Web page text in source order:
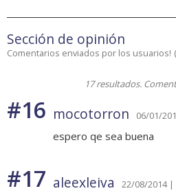
Sección de opinión
Comentarios enviados por los usuarios! (
17 resultados.
#16 mocotorron 06/01/
espero qe sea buena
#17 aleexleiva 22/08/2014 |